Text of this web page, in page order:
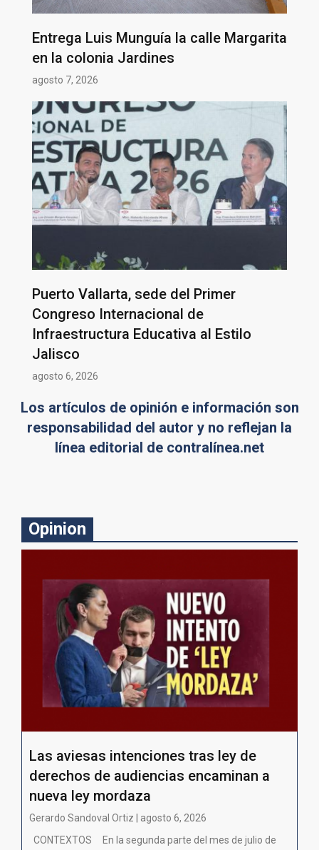
Entrega Luis Munguía la calle Margarita
en la colonia Jardines
agosto 7, 2026
Puerto Vallarta, sede del Primer
Congreso Internacional de
Infraestructura Educativa al Estilo
Jalisco
agosto 6, 2026
Los artículos de opinión e información son
responsabilidad del autor y no reflejan la
línea editorial de contralínea.net
Opinion
Las aviesas intenciones tras ley de
derechos de audiencias encaminan a
nueva ley mordaza
Gerardo Sandoval Ortiz | agosto 6, 2026
CONTEXTOS En la segunda parte del mes de julio de